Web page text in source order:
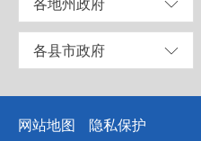
各地州政府
各县市政府
网站地图 隐私保护